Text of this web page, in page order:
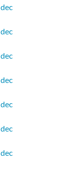
dec
dec
dec
dec
dec
dec
dec